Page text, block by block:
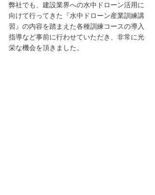
弊社でも、建設業界への水中ドローン活用に
向けて行ってきた『水中ドローン産業訓練講
習』の内容を踏まえた各種訓練コースの導入
指導など事前に行わせていただき、非常に光
栄な機会を頂きました。